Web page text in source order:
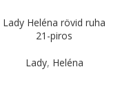
Lady Heléna rövid ruha
21-piros
Lady, Heléna